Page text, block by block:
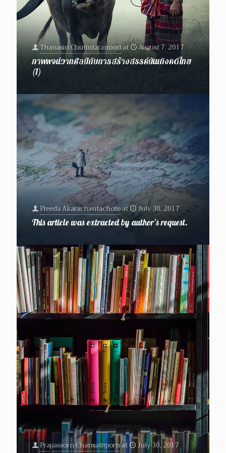
Thanasin Chutintaranondat
August 7, 2017
ภาพพจน์วาทศิลป์กับการสร้างสรรค์บันเทิงคดีไทย
(1)
Preeda Akarachantachoteat
July 30, 2017
This article was extracted by author’s request.
Prapassorn Chansatitpornat
July 30, 2017